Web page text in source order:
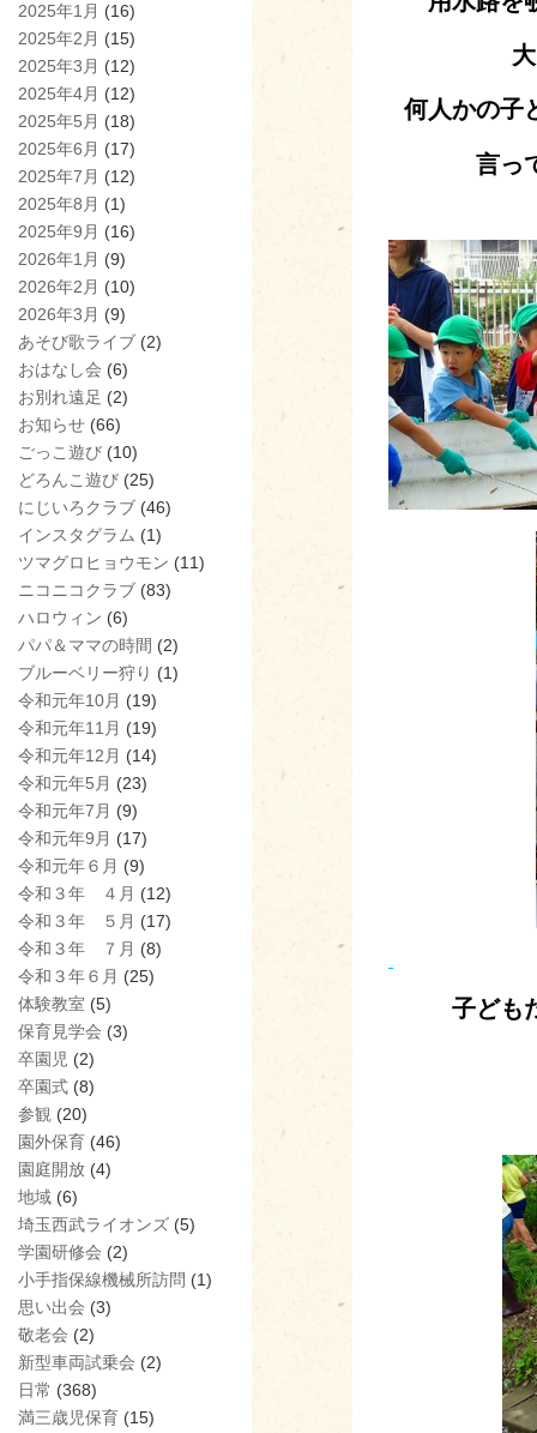
2025年1月 (16)
2025年2月 (15)
2025年3月 (12)
2025年4月 (12)
2025年5月 (18)
2025年6月 (17)
2025年7月 (12)
2025年8月 (1)
2025年9月 (16)
2026年1月 (9)
2026年2月 (10)
2026年3月 (9)
あそび歌ライブ (2)
おはなし会 (6)
お別れ遠足 (2)
お知らせ (66)
ごっこ遊び (10)
どろんこ遊び (25)
にじいろクラブ (46)
インスタグラム (1)
ツマグロヒョウモン (11)
ニコニコクラブ (83)
ハロウィン (6)
パパ＆ママの時間 (2)
ブルーベリー狩り (1)
令和元年10月 (19)
令和元年11月 (19)
令和元年12月 (14)
令和元年5月 (23)
令和元年7月 (9)
令和元年9月 (17)
令和元年６月 (9)
令和３年 ４月 (12)
令和３年 ５月 (17)
令和３年 ７月 (8)
令和３年６月 (25)
体験教室 (5)
保育見学会 (3)
卒園児 (2)
卒園式 (8)
参観 (20)
園外保育 (46)
園庭開放 (4)
地域 (6)
埼玉西武ライオンズ (5)
学園研修会 (2)
小手指保線機械所訪問 (1)
思い出会 (3)
敬老会 (2)
新型車両試乗会 (2)
日常 (368)
満三歳児保育 (15)
何人かの子
言っ
子ども